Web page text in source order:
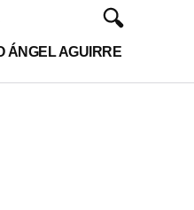
ÁNGEL AGUIRRE